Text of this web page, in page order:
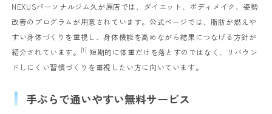
NEXUSパーソナルジム久が原店では、ダイエット、ボディメイク、姿勢
改善のプログラムが用意されています。公式ページでは、脂肪が燃えや
すい身体づくりを重視し、身体機能を高めながら結果につなげる方針が
紹介されています。
[1] 短期的に体重だけを落とすのではなく、リバウン
ドしにくい習慣づくりを重視したい方に向いています。
手ぶらで通いやすい無料サービス